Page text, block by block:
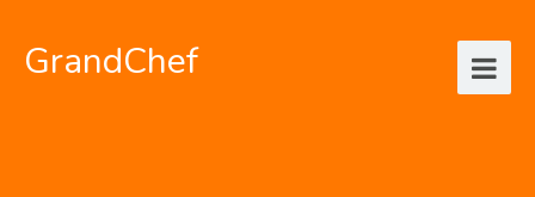
GrandChef